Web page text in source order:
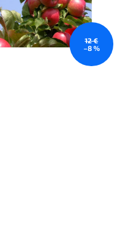
12 €
–8 %